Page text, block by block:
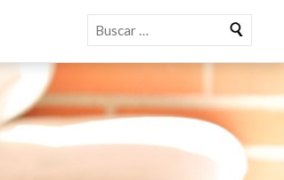
Buscar